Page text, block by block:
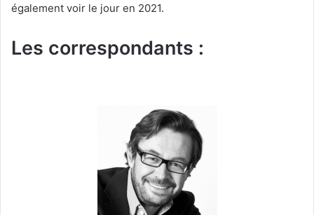
également voir le jour en 2021.
Les correspondants :